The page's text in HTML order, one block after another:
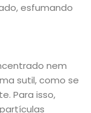
esfumando
nem
sutil, como se
Para isso,